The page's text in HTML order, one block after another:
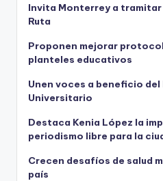
Invita Monterrey a
Ruta
Proponen mejorar
planteles educativos
Unen voces a beneficio
Universitario
Destaca Kenia López la
periodismo libre para la
Crecen desafíos de salud
país